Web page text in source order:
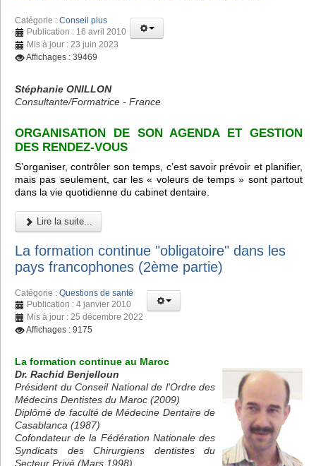
Catégorie : Conseil plus
Publication : 16 avril 2010
Mis à jour : 23 juin 2023
Affichages : 39469
Stéphanie ONILLON
Consultante/Formatrice - France
ORGANISATION DE SON AGENDA ET GESTION
DES RENDEZ-VOUS
S’organiser, contrôler son temps, c’est savoir prévoir et planifier,
mais pas seulement, car les « voleurs de temps » sont partout
dans la vie quotidienne du cabinet dentaire.
Lire la suite...
La formation continue "obligatoire" dans les
pays francophones (2ème partie)
Catégorie : Questions de santé
Publication : 4 janvier 2010
Mis à jour : 25 décembre 2022
Affichages : 9175
La formation continue au Maroc
Dr. Rachid Benjelloun
Président du Conseil National de l'Ordre des
Médecins Dentistes du Maroc (2009)
Diplômé de faculté de Médecine Dentaire de
Casablanca (1987)
Cofondateur de la Fédération Nationale des
Syndicats des Chirurgiens dentistes du
Secteur Privé (Mars 1998)